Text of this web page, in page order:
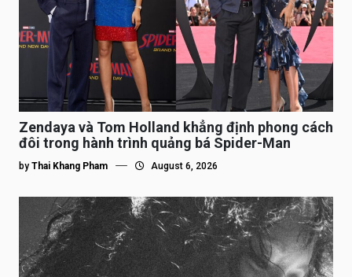
Zendaya và Tom Holland khẳng định phong cách
đôi trong hành trình quảng bá Spider-Man
by Thai Khang Pham August 6, 2026